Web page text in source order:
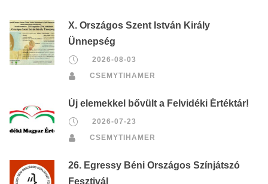
X. Országos Szent István Király
Ünnepség
2026-08-03
CSEMYTIHAMER
Új elemekkel bővült a Felvidéki Értéktár!
2026-07-23
CSEMYTIHAMER
26. Egressy Béni Országos Színjátszó
Fesztivál